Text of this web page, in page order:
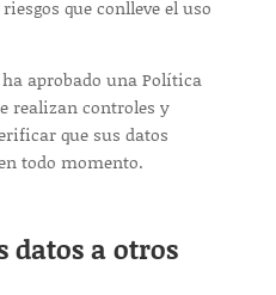
que conlleve el uso
aprobado una Política
realizan controles y
que sus datos
todo momento.
datos a otros